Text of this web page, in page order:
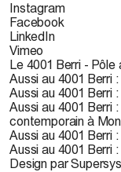
Instagram
Facebook
LinkedIn
Vimeo
Le 4001 Berri - Pôle
Aussi au 4001 Berri
Aussi au 4001 Berri
Aussi au 4001 Berri
contemporain à
Aussi au 4001 Berri
Aussi au 4001 Berri
Design par